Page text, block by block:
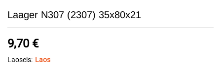
Laager N307 (2307) 35x80x21
9,70 €
Laoseis: Laos